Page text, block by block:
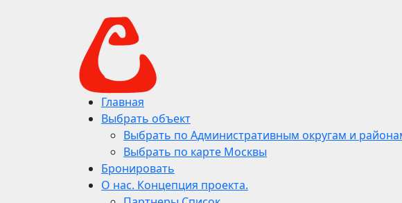
Главная
Выбрать объект
Выбрать по Административным округам и
Выбрать по карте Москвы
Бронировать
О нас. Концепция проекта.